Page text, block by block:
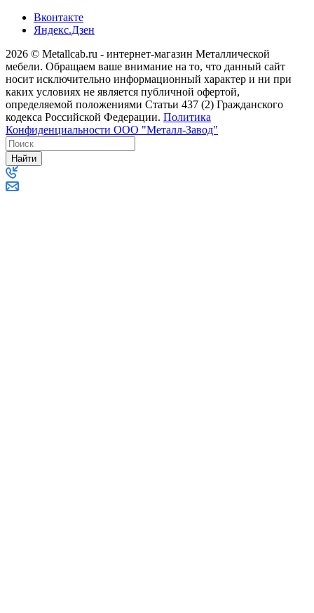
Вконтакте
Яндекс.Дзен
2026 © Metallcab.ru - интернет-магазин Металлической
мебели. Обращаем ваше внимание на то, что данный сайт
носит исключительно информационный характер и ни при
каких условиях не является публичной офертой,
определяемой положениями Статьи 437 (2) Гражданского
кодекса Российской Федерации. Политика
Конфиденциальности ООО "Металл-Завод"
Найти